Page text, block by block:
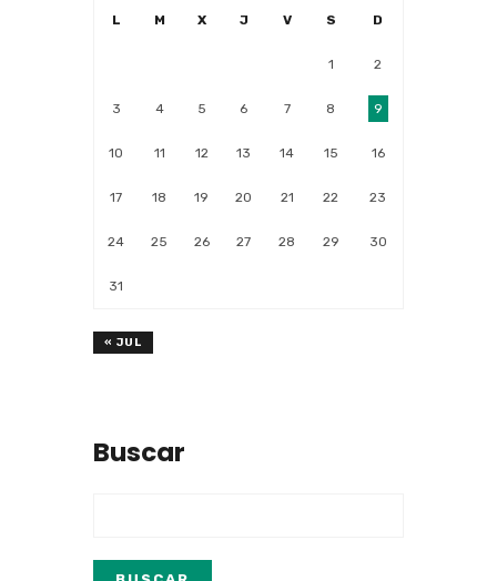
L M X J V S D
1 2
3 4 5 6 7 8 9
10 11 12 13 14 15 16
17 18 19 20 21 22 23
24 25 26 27 28 29 30
31
« JUL
Buscar